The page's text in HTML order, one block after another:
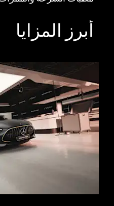
أبرز المزايا